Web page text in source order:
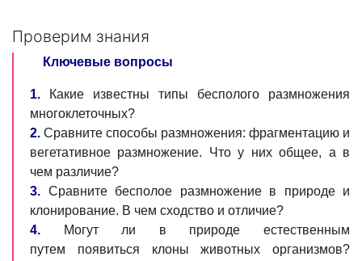
Проверим знания
Ключевые вопросы
1.
Какие известны типы бесполого размножения
многоклеточных?
2. Сравните способы размножения: фрагментацию и
вегетативное размножение. Что у них общее, а в
чем различие?
3. Сравните бесполое размножение в природе и
клонирование. В чем сходство и отличие?
4.
Могут ли в природе естественным
путем появиться клоны животных организмов?